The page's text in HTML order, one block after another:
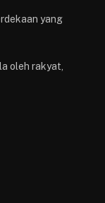
yang
oleh rakyat,